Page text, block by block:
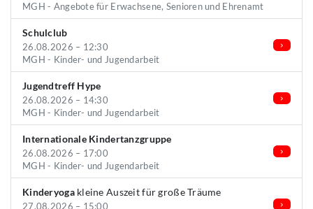
MGH - Angebote für Erwachsene, Senioren und Ehrenamt
Schulclub
26.08.2026 – 12:30
MGH - Kinder- und Jugendarbeit
Jugendtreff Hype
26.08.2026 – 14:30
MGH - Kinder- und Jugendarbeit
Internationale Kindertanzgruppe
26.08.2026 – 17:00
MGH - Kinder- und Jugendarbeit
Kinderyoga kleine Auszeit für große Träume
27.08.2026 – 15:00